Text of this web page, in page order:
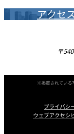
アクセ
〒
※掲載されている
プライバシ
ウェブアクセシ